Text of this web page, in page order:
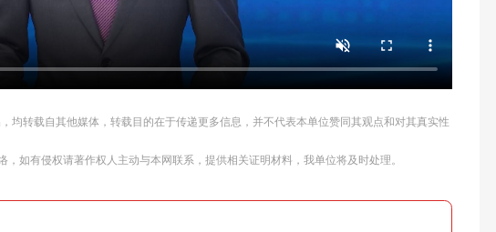
均转载自其他媒体，转载目的在于传递更多信息，并不代表本单位赞同其观点和对其真实性
如有侵权请著作权人主动与本网联系，提供相关证明材料，我单位将及时处理。